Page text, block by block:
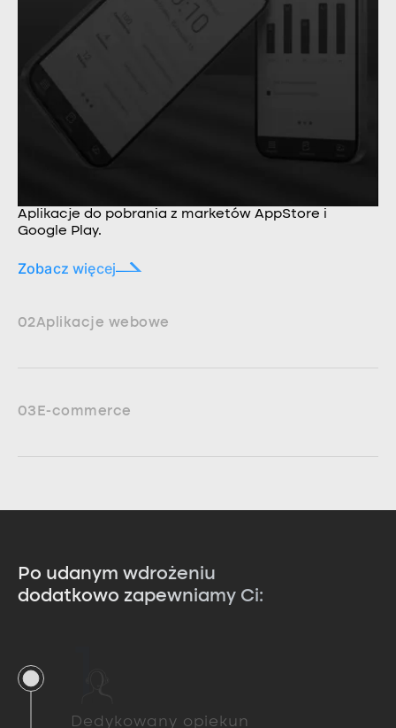
Aplikacje do pobrania z marketów AppStore i
Google Play.
Zobacz więcej
02Aplikacje webowe
03E-commerce
Po udanym wdrożeniu
dodatkowo zapewniamy Ci:
Dedykowany opiekun